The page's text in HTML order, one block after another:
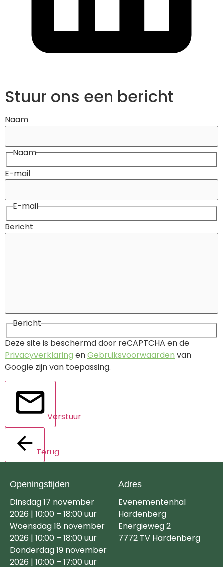
Stuur ons een bericht
Naam
Naam
E-mail
E-mail
Bericht
Bericht
Deze site is beschermd door reCAPTCHA en de
Privacyverklaring enGebruiksvoorwaarden van
Google zijn van toepassing.
Verstuur
Terug
Openingstijden
Dinsdag 17 november
2026 | 10:00 – 18:00 uur
Woensdag 18 november
2026 | 10:00 – 18:00 uur
Donderdag 19 november
2026 | 10:00 – 17:00 uur
Adres
Evenementenhal
Hardenberg
Energieweg 2
7772 TV Hardenberg